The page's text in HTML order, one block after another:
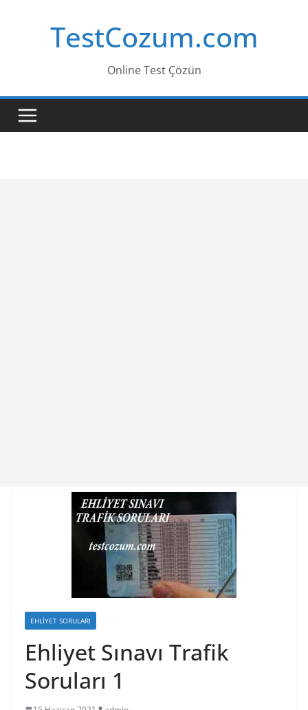
TestCozum.com
Online Test Çözün
EHLIYET SORULARI
Ehliyet Sınavı Trafik
Soruları 1